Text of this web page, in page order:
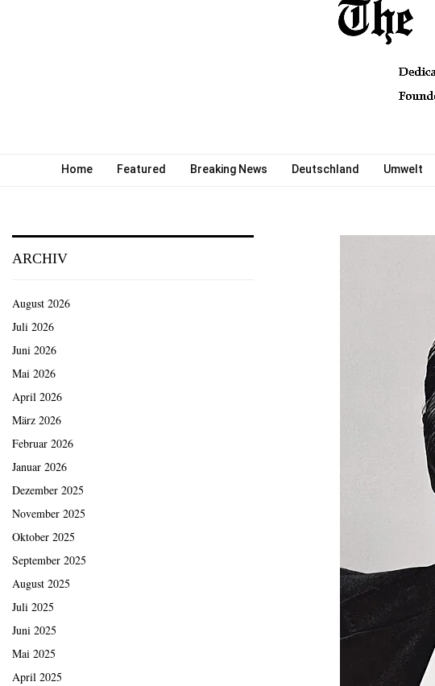
Home Featured Breaking News Deutschland Umwelt
ARCHIV
August 2026
Juli 2026
Juni 2026
Mai 2026
April 2026
März 2026
Februar 2026
Januar 2026
Dezember 2025
November 2025
Oktober 2025
September 2025
August 2025
Juli 2025
Juni 2025
Mai 2025
April 2025